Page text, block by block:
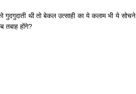
गुदगुदाती थी तो बेकल उत्साही का ये कलाम भी ये सोचने
तबाह होंगे?